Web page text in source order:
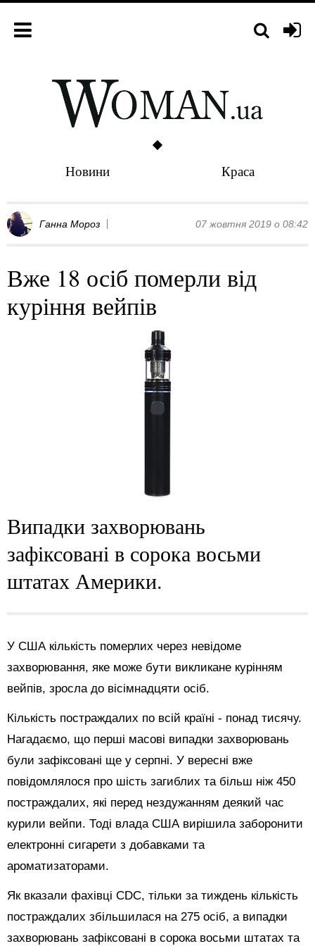
Новини Краса
Ганна Мороз 07 жовтня 2019 о 08:42
Вже 18 осіб померли від
куріння вейпів
Випадки захворювань
зафіксовані в сорока восьми
штатах Америки.
У США кількість померлих через невідоме
захворювання, яке може бути викликане курінням
вейпів, зросла до вісімнадцяти осіб.
Кількість постраждалих по всій країні - понад тисячу.
Нагадаємо, що перші масові випадки захворювань
були зафіксовані ще у серпні. У вересні вже
повідомлялося про шість загиблих та більш ніж 450
постраждалих, які перед нездужанням деякий час
курили вейпи. Тоді влада США вирішила заборонити
електронні сигарети з добавками та
ароматизаторами.
Як вказали фахівці CDC, тільки за тиждень кількість
постраждалих збільшилася на 275 осіб, а випадки
захворювань зафіксовані в сорока восьми штатах та